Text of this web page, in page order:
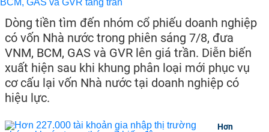
Dòng tiền tìm đến nhóm cổ phiếu doanh nghiệp
có vốn Nhà nước trong phiên sáng 7/8, đưa
VNM, BCM, GAS và GVR lên giá trần. Diễn biến
xuất hiện sau khi khung phân loại mới phục vụ
cơ cấu lại vốn Nhà nước tại doanh nghiệp có
hiệu lực.
Hơn